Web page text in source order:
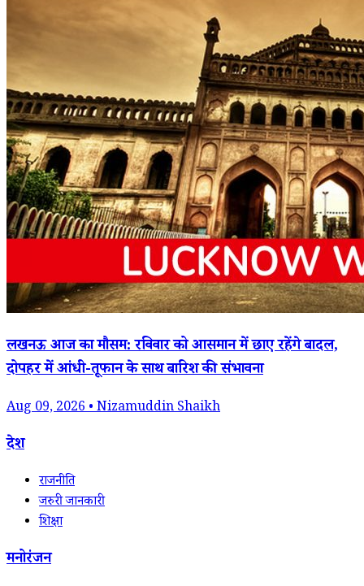
लखनऊ आज का मौसम: रविवार को आसमान में छाए रहेंगे बादल,
दोपहर में आंधी-तूफान के साथ बारिश की संभावना
Aug 09, 2026 • Nizamuddin Shaikh
देश
राजनीति
जरुरी जानकारी
शिक्षा
मनोरंजन